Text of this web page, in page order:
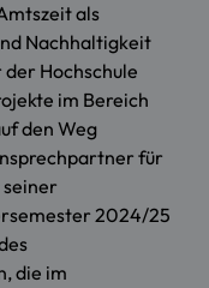
als
Nachhaltigkeit
Hochschule
im Bereich
den Weg
für
2024/25
die im